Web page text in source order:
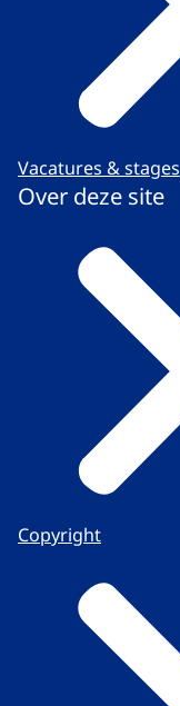
Vacatures & stages
Over deze site
Copyright